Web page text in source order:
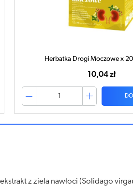
NEFROTABS x 30
45,49 zł
z ziela nawłoci (Solidago